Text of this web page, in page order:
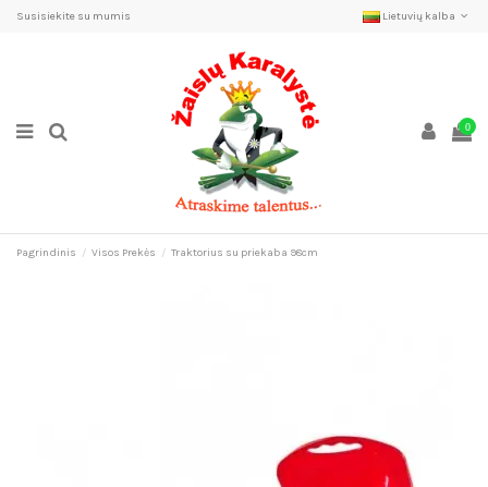
Susisiekite su mumis Lietuvių kalba
0
Pagrindinis Visos Prekės Traktorius su priekaba 98cm